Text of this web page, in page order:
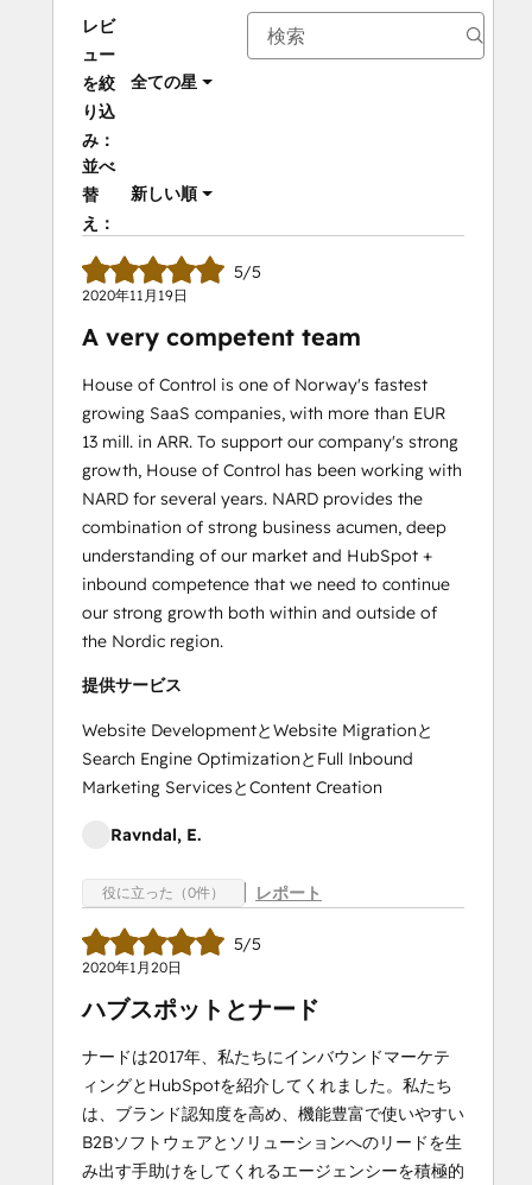
レビ
ュー
を絞
り込
み：
全ての星
並べ
替
え：
新しい順
5/5
2020年11月19日
A very competent team
House of Control is one of Norway's fastest
growing SaaS companies, with more than EUR
13 mill. in ARR. To support our company's strong
growth, House of Control has been working with
NARD for several years. NARD provides the
combination of strong business acumen, deep
understanding of our market and HubSpot +
inbound competence that we need to continue
our strong growth both within and outside of
the Nordic region.
提供サービス
Website DevelopmentとWebsite Migrationと
Search Engine OptimizationとFull Inbound
Marketing ServicesとContent Creation
Ravndal, E.
役に立った（0件） レポート
5/5
2020年1月20日
ハブスポットとナード
ナードは2017年、私たちにインバウンドマーケテ
ィングとHubSpotを紹介してくれました。私たち
は、ブランド認知度を高め、機能豊富で使いやすい
B2Bソフトウェアとソリューションへのリードを生
み出す手助けをしてくれるエージェンシーを積極的